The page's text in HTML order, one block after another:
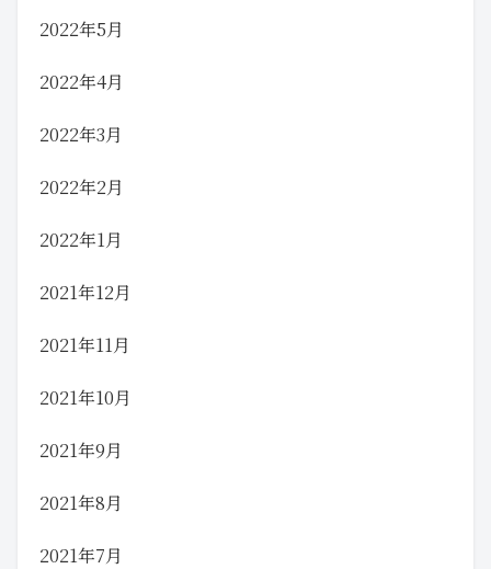
2022年5月
2022年4月
2022年3月
2022年2月
2022年1月
2021年12月
2021年11月
2021年10月
2021年9月
2021年8月
2021年7月